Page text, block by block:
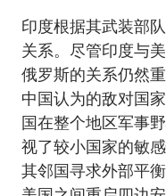
印度根据其武装部
关系。尽管印度与
俄罗斯的关系仍然
中国认为的敌对国
国在整个地区军事
视了较小国家的敏
其邻国寻求外部平